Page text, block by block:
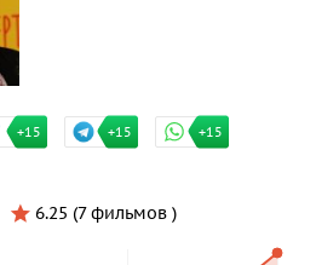
+15 +15 +15
6.25 (7 фильмов )